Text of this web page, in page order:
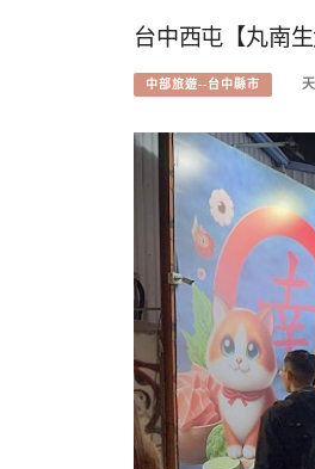
台中西屯【丸南
中部旅遊--台中縣市